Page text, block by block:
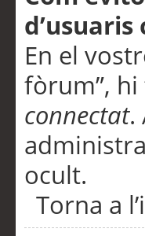
En el
fòrum”, hi
connectat.
ocult.
Torna a